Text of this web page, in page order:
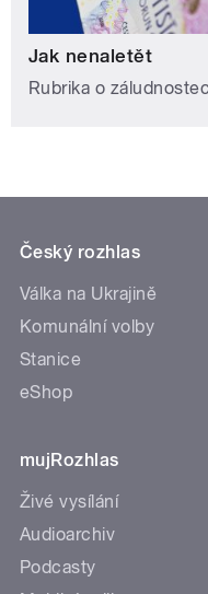
Jak nenaletět
Rubrika o
Český rozhlas
Válka na Ukrajině
Komunální volby
Stanice
eShop
mujRozhlas
Živé vysílání
Audioarchiv
Podcasty